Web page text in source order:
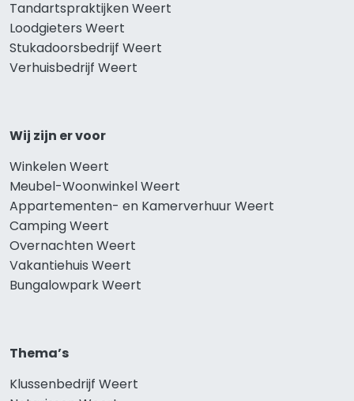
Tandartspraktijken Weert
Loodgieters Weert
Stukadoorsbedrijf Weert
Verhuisbedrijf Weert
Wij zijn er voor
Winkelen Weert
Meubel-Woonwinkel Weert
Appartementen- en Kamerverhuur Weert
Camping Weert
Overnachten Weert
Vakantiehuis Weert
Bungalowpark Weert
Thema’s
Klussenbedrijf Weert